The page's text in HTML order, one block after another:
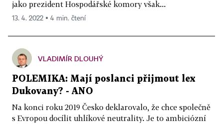
jako prezident Hospodářské komory však...
13. 4. 2022 ▪ 4 min. čtení
VLADIMÍR DLOUHÝ
POLEMIKA: Mají poslanci přijmout lex
Dukovany? - ANO
Na konci roku 2019 Česko deklarovalo, že chce společně
s Evropou docílit uhlíkové neutrality. Je to ambiciózní